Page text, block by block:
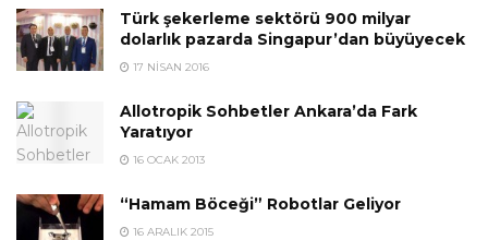
Türk şekerleme sektörü 900 milyar
dolarlık pazarda Singapur’dan büyüyecek
17 NISAN 2016
Allotropik Sohbetler Ankara’da Fark
Yaratıyor
16 OCAK 2013
“Hamam Böceği” Robotlar Geliyor
16 ARALIK 2015